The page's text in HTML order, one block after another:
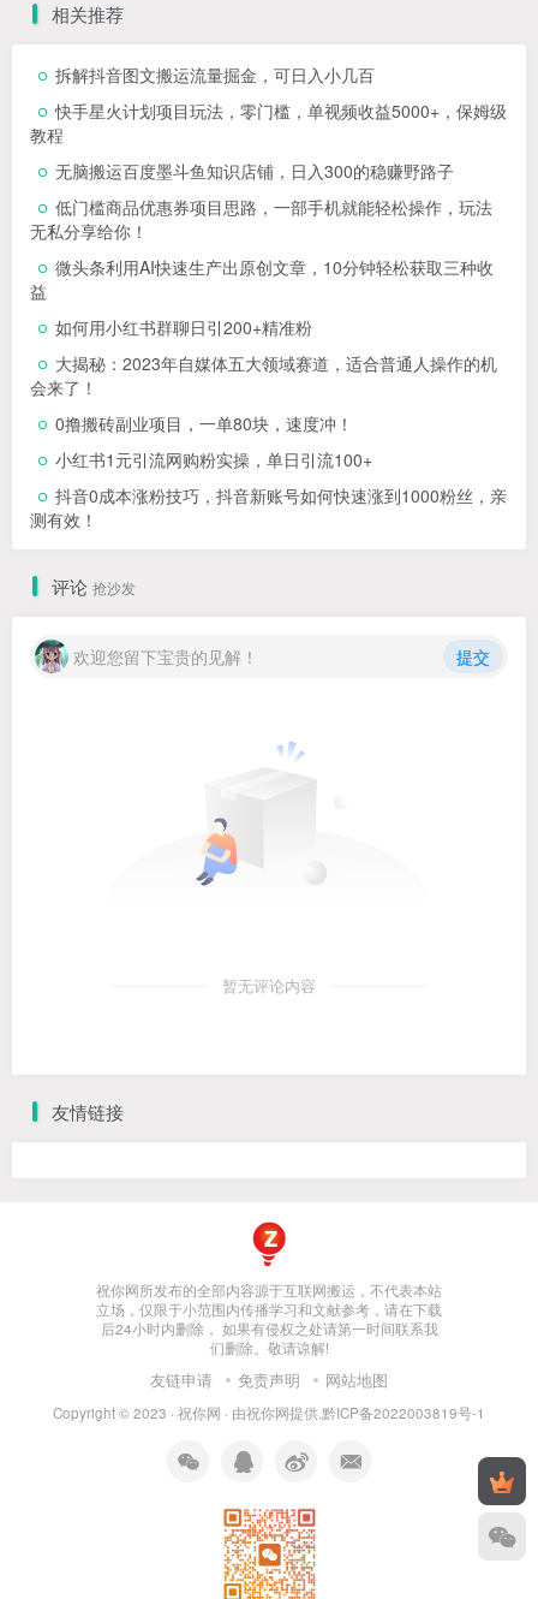
相关推荐
拆解抖音图文搬运流量掘金，可日入小几百
快手星火计划项目玩法，零门槛，单视频收益5000+，保姆级
教程
无脑搬运百度墨斗鱼知识店铺，日入300的稳赚野路子
低门槛商品优惠券项目思路，一部手机就能轻松操作，玩法
无私分享给你！
微头条利用AI快速生产出原创文章，10分钟轻松获取三种收
益
如何用小红书群聊日引200+精准粉
大揭秘：2023年自媒体五大领域赛道，适合普通人操作的机
会来了！
0撸搬砖副业项目，一单80块，速度冲！
小红书1元引流网购粉实操，单日引流100+
抖音0成本涨粉技巧，抖音新账号如何快速涨到1000粉丝，亲
测有效！
评论 抢沙发
欢迎您留下宝贵的见解！ 提交
暂无评论内容
友情链接
祝你网所发布的全部内容源于互联网搬运，不代表本站
立场，仅限于小范围内传播学习和文献参考，请在下载
后24小时内删除， 如果有侵权之处请第一时间联系我
们删除。敬请谅解!
友链申请 免责声明 网站地图
Copyright © 2023 · 祝你网 · 由祝你网提供.黔ICP备2022003819号-1